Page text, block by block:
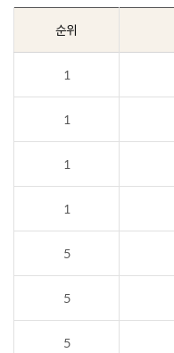
순위
1
1
1
1
5
5
5